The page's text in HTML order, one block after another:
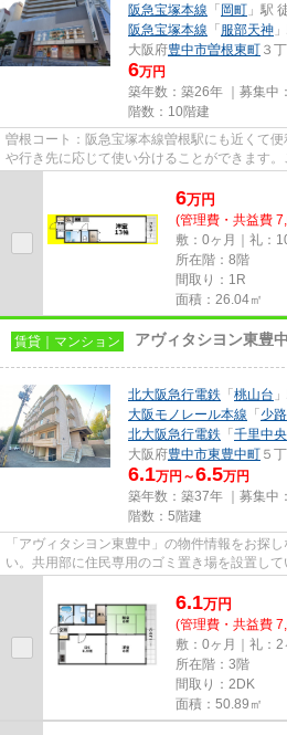
阪急宝塚本線 「 岡町 」駅
阪急宝塚本線 「 服部天神
大阪府豊中市曽根東町 ３
6万円
築年数：築26年 ｜募集中：
階数：10階建
曽根コート：阪急宝塚本線曽根駅にも近くて
や行き先に応じて使い分けることができます
6万円
(管理費・共益費
敷：0ヶ月｜礼：
所在階：8階
間取り：1R
面積：26.04㎡
賃貸｜マンション アヴィタシヨン東豊中
北大阪急行電鉄 「 桃山台
大阪モノレール本線 「 少路
北大阪急行電鉄 「 千里中央
大阪府豊中市東豊中町 ５
6.1万円～6.5万円
築年数：築37年 ｜募集中：
階数：5階建
「アヴィタシヨン東豊中」の物件情報をお探
い。共用部に住民専用のゴミ置き場を設置し
6.1万円
(管理費・共益費
敷：0ヶ月｜礼：2
所在階：3階
間取り：2DK
面積：50.89㎡